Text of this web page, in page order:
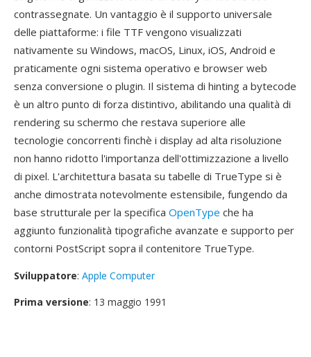
contrassegnate. Un vantaggio è il supporto universale
delle piattaforme: i file TTF vengono visualizzati
nativamente su Windows, macOS, Linux, iOS, Android e
praticamente ogni sistema operativo e browser web
senza conversione o plugin. Il sistema di hinting a bytecode
è un altro punto di forza distintivo, abilitando una qualità di
rendering su schermo che restava superiore alle
tecnologie concorrenti finchè i display ad alta risoluzione
non hanno ridotto l'importanza dell'ottimizzazione a livello
di pixel. L'architettura basata su tabelle di TrueType si è
anche dimostrata notevolmente estensibile, fungendo da
base strutturale per la specifica OpenType che ha
aggiunto funzionalità tipografiche avanzate e supporto per
contorni PostScript sopra il contenitore TrueType.
Sviluppatore: Apple Computer
Prima versione: 13 maggio 1991